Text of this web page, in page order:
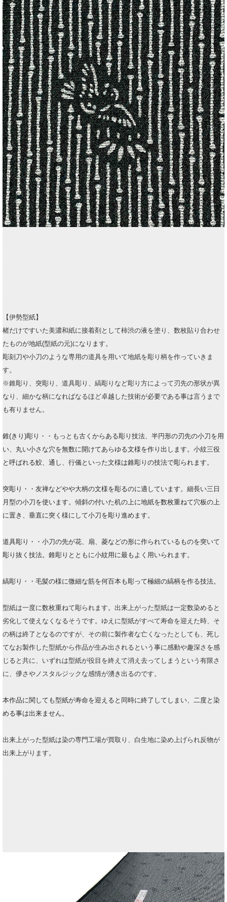
【伊勢型紙】
楮だけですいた美濃和紙に接着剤として柿渋の液を塗り、数枚貼り合わせ
たものが地紙(型紙の元)になります。
彫刻刀や小刀のような専用の道具を用いて地紙を彫り柄を作っていきま
す。
※錐彫り、突彫り、道具彫り、縞彫りなど彫り方によって刃先の形状が異
なり、細かな柄になればなるほど卓越した技術が必要である事は言うまで
も有りません。
錐(きり)彫り・・もっとも古くからある彫り技法、半円形の刃先の小刀を用
い、丸い小さな穴を無数に開けてあらゆる文様を作り出します。小紋三役
と呼ばれる鮫、通し、行儀といった文様は錐彫りの技法で彫られます。
突彫り・・友禅などやや大柄の文様を彫るのに適しています。細長い三日
月型の小刀を使います。傾斜の付いた机の上に地紙を数枚重ねて穴板の上
に置き、垂直に突く様にして小刀を彫り進めます。
道具彫り・・小刀の先が花、扇、菱などの形に作られているものを突いて
彫り抜く技法。錐彫りとともに小紋用に最もよく用いられます。
縞彫り・・毛髪の様に微細な筋を何百本も彫って極細の縞柄を作る技法。
型紙は一度に数枚重ねて彫られます。出来上がった型紙は一定数染めると
劣化して使えなくなるそうです。ゆえに型紙がすべて寿命を迎えた時、そ
の柄は終了となるのですが、その前に製作者な亡くなったとしても、死し
てなお製作した型紙から作品が生み出されるという事に感動や趣深さを感
じると共に、いずれは型紙が役目を終えて消え去ってしまうという有限さ
に、儚さやノスタルジックな感情が湧き出るのです。
本作品に関しても型紙が寿命を迎えると同時に終了してしまい、二度と染
める事は出来ません。
出来上がった型紙は染の専門工場が買取り、白生地に染め上げられ反物が
出来上がります。